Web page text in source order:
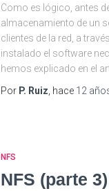
Como es lógico, antes
almacenamiento de un
clientes de la red, a
instalado el software
hemos explicado en el
Por P. Ruiz, hace 12
NFS
NFS (parte